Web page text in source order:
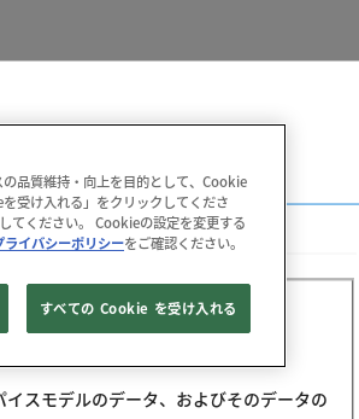
スモデルのデータ、およびそのデータの
品質維持・向上を目的として、Cookie
受け入れる」をクリックしてくださ
てください。 Cookieの設定を変更する
ライバシーポリシーをご確認ください。
すべての Cookie を受け入れる